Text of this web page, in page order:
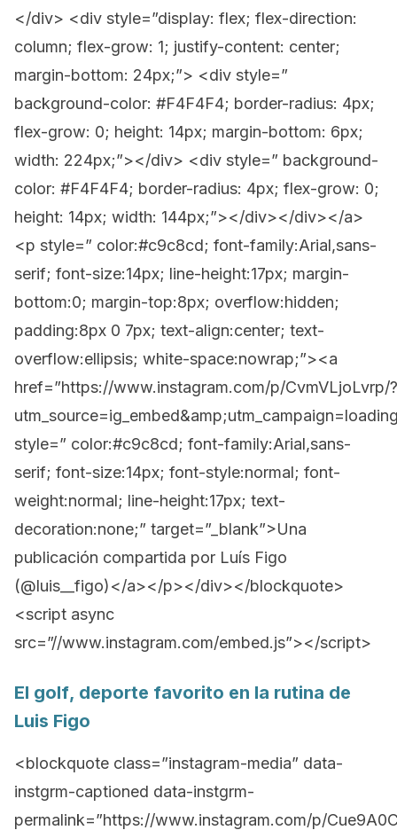
</div> <div style=”display: flex; flex-direction:
column; flex-grow: 1; justify-content: center;
margin-bottom: 24px;”> <div style=”
background-color: #F4F4F4; border-radius: 4px;
flex-grow: 0; height: 14px; margin-bottom: 6px;
width: 224px;”></div> <div style=” background-
color: #F4F4F4; border-radius: 4px; flex-grow: 0;
height: 14px; width: 144px;”></div></div></a>
<p style=” color:#c9c8cd; font-family:Arial,sans-
serif; font-size:14px; line-height:17px; margin-
bottom:0; margin-top:8px; overflow:hidden;
padding:8px 0 7px; text-align:center; text-
overflow:ellipsis; white-space:nowrap;”><a
href=”https://www.instagram.com/p/CvmVLjoLvrp/?
style=” color:#c9c8cd; font-family:Arial,sans-
serif; font-size:14px; font-style:normal; font-
weight:normal; line-height:17px; text-
decoration:none;” target=”_blank”>Una
publicación compartida por Luís Figo
(@luis__figo)</a></p></div></blockquote>
<script async
src=”//www.instagram.com/embed.js”></script>
El golf, deporte favorito en la rutina de
Luis Figo
<blockquote class=”instagram-media” data-
instgrm-captioned data-instgrm-
permalink=”https://www.instagram.com/p/